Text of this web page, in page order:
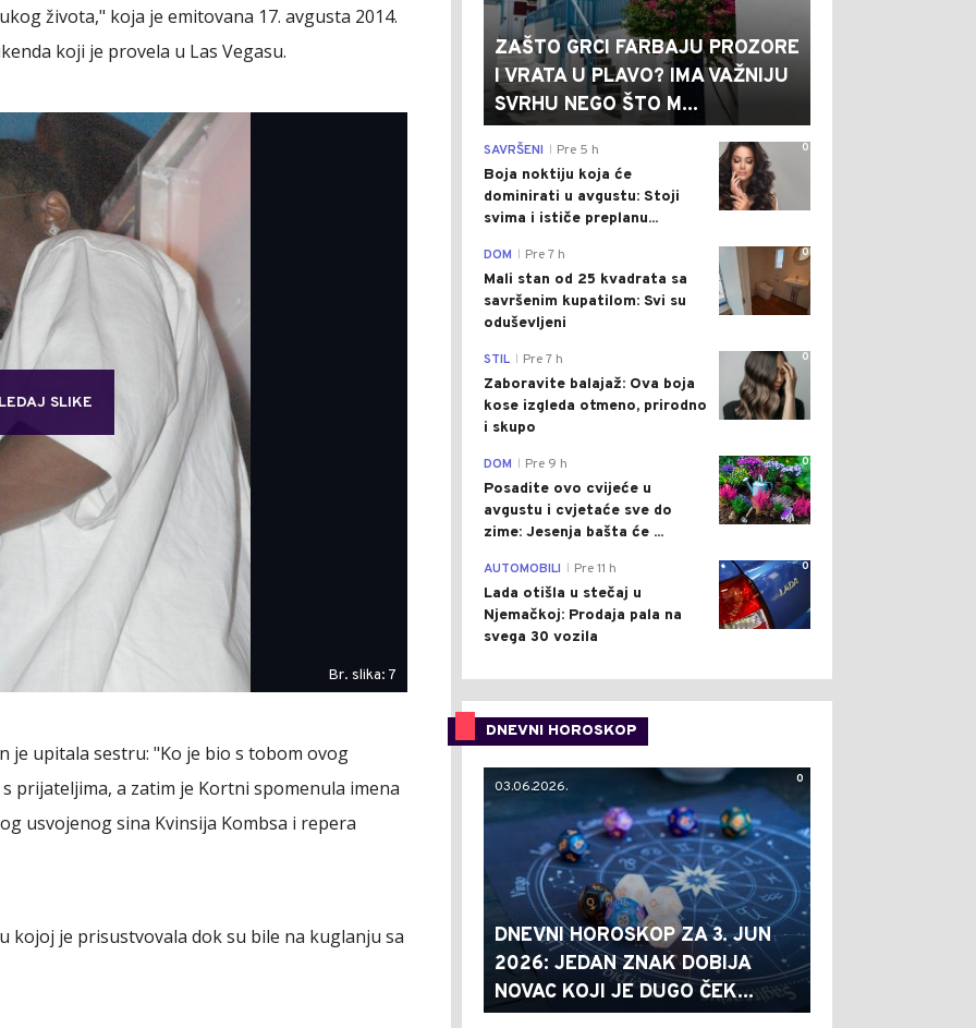
života," koja je emitovana 17. avgusta 2014.
koji je provela u Las Vegasu.
SLIKE
Br. slika: 7
je upitala sestru: "Ko je bio s tobom ovog
prijateljima, a zatim je Kortni spomenula imena
usvojenog sina Kvinsija Kombsa i repera
kojoj je prisustvovala dok su bile na kuglanju sa
ZAŠTO GRCI FARBAJU PROZORE
I VRATA U PLAVO? IMA VAŽNIJU
SVRHU NEGO ŠTO M...
0
SAVRŠENI Pre 5 h
Boja noktiju koja će
dominirati u avgustu: Stoji
svima i ističe preplanu...
0
DOM Pre 7 h
Mali stan od 25 kvadrata sa
savršenim kupatilom: Svi su
oduševljeni
0
STIL Pre 7 h
Zaboravite balajaž: Ova boja
kose izgleda otmeno, prirodno
i skupo
0
DOM Pre 9 h
Posadite ovo cvijeće u
avgustu i cvjetaće sve do
zime: Jesenja bašta će ...
0
AUTOMOBILI Pre 11 h
Lada otišla u stečaj u
Njemačkoj: Prodaja pala na
svega 30 vozila
DNEVNI HOROSKOP
0
03.06.2026.
DNEVNI HOROSKOP ZA 3. JUN
2026: JEDAN ZNAK DOBIJA
NOVAC KOJI JE DUGO ČEK...